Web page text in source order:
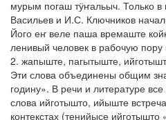
мурым погаш тӱҥальыч. Только
Васильев и И.С. Ключников
Його еҥ веле паша времаште
ленивый человек в рабочую пору
2. жапыште, пагытыште,
Эти слова объединены общим
годину». В речи и литературе
слова ийготышто, ийыште
контекстах (тенийысе